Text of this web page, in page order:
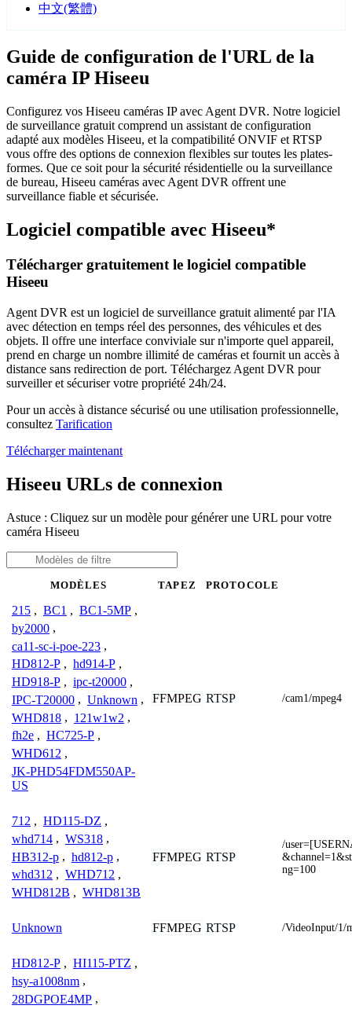
中文(繁體)
Guide de configuration de l'URL de la
caméra IP Hiseeu
Configurez vos Hiseeu caméras IP avec Agent DVR. Notre logiciel
de surveillance gratuit comprend un assistant de configuration
adapté aux modèles Hiseeu, et la compatibilité ONVIF et RTSP
vous offre des options de connexion flexibles sur toutes les plates-
formes. Que ce soit pour la sécurité résidentielle ou la surveillance
de bureau, Hiseeu caméras avec Agent DVR offrent une
surveillance fiable et sécurisée.
Logiciel compatible avec Hiseeu*
Télécharger gratuitement le logiciel compatible
Hiseeu
Agent DVR est un logiciel de surveillance gratuit alimenté par l'IA
avec détection en temps réel des personnes, des véhicules et des
objets. Il offre une interface conviviale sur n'importe quel appareil,
prend en charge un nombre illimité de caméras et fournit un accès à
distance sans redirection de port. Téléchargez Agent DVR pour
surveiller et sécuriser votre propriété 24h/24.
Pour un accès à distance sécurisé ou une utilisation professionnelle,
consultez Tarification
Télécharger maintenant
Hiseeu URLs de connexion
Astuce : Cliquez sur un modèle pour générer une URL pour votre
caméra Hiseeu
MODÈLES TAPEZ PROTOCOLE
215 , BC1 , BC1-5MP ,
by2000 ,
ca11-sc-i-poe-223 ,
HD812-P , hd914-P ,
HD918-P , ipc-t20000 ,
IPC-T20000 , Unknown ,
WHD818 , 121w1w2 ,
fh2e , HC725-P ,
WHD612 ,
JK-PHD54FDM550AP-
US
FFMPEG RTSP /cam1/mpeg4
712 , HD115-DZ ,
whd714 , WS318 ,
HB312-p , hd812-p ,
whd312 , WHD712 ,
WHD812B , WHD813B
FFMPEG RTSP
/
ng=100
Unknown FFMPEG RTSP /VideoInput/1/
HD812-P , HI115-PTZ ,
hsy-a1008nm ,
28DGPOE4MP ,